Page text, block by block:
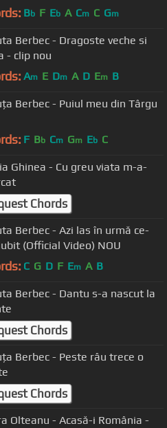
Bb F Eb A Cm C Gm
Berbec - Dragoste veche si
- clip nou
Am E Dm A D Em B
Berbec - Puiul meu din Târgu
F Bb Cm Gm Eb C
Ghinea - Cu greu viata m-a-
Chords
Berbec - Azi las în urmă ce-
(Official Video) NOU
C G D F Em A B
Berbec - Dantu s-a nascut la
Chords
Berbec - Peste râu trece o
Chords
Olteanu - Acasă-i România -